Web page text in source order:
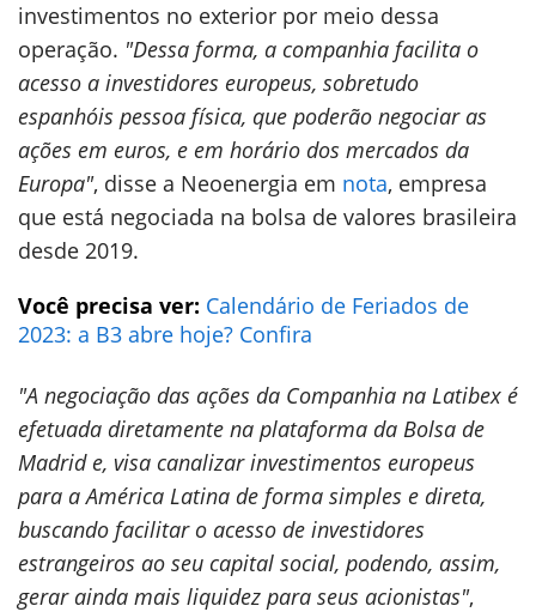
investimentos no exterior por meio dessa
operação. "Dessa forma, a companhia facilita o
acesso a investidores europeus, sobretudo
espanhóis pessoa física, que poderão negociar as
ações em euros, e em horário dos mercados da
Europa", disse a Neoenergia em nota, empresa
que está negociada na bolsa de valores brasileira
desde 2019.
Você precisa ver: Calendário de Feriados de
2023: a B3 abre hoje? Confira
"A negociação das ações da Companhia na Latibex é
efetuada diretamente na plataforma da Bolsa de
Madrid e, visa canalizar investimentos europeus
para a América Latina de forma simples e direta,
buscando facilitar o acesso de investidores
estrangeiros ao seu capital social, podendo, assim,
gerar ainda mais liquidez para seus acionistas",